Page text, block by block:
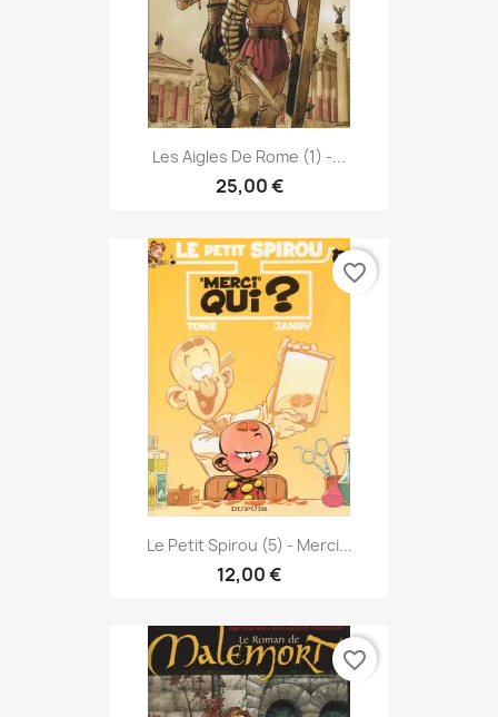
Les Aigles De Rome (1) -...
25,00 €
Le Petit Spirou (5) - Merci...
12,00 €
favorite_border
favorite_border